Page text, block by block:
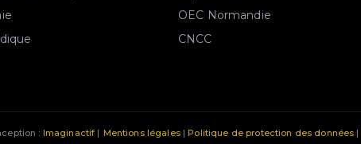
OEC Normandie
CNCC
: Imaginactif | Mentions légales|Politique de protection des données |